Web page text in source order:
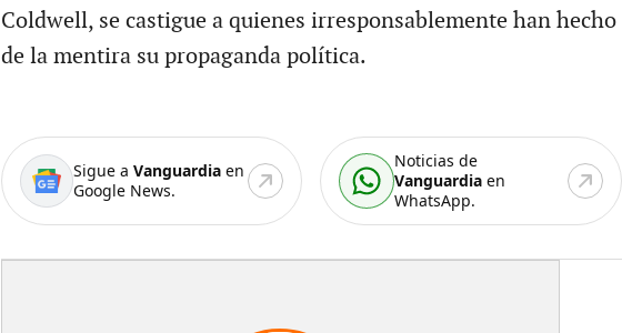
Coldwell, se castigue a quienes irresponsablemente han hecho
de la mentira su propaganda política.
Sigue a Vanguardiaen
Google News.
Noticias de
Vanguardia en
WhatsApp.